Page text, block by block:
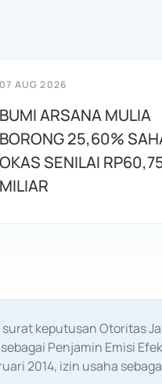
07 AUG 2026
BUMI ARSANA MULIA
BORONG 25,60%
OKAS SENILAI
MILIAR
keputusan Otoritas
Penjamin Emisi
2014, izin usaha